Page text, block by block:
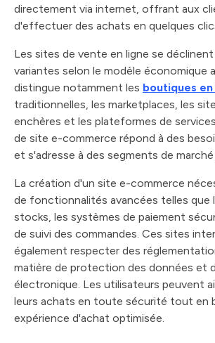
directement via internet, offrant aux
d'effectuer des achats en quelques
Les sites de vente en ligne se
variantes selon le modèle économique
distingue notamment les boutiques en
traditionnelles, les marketplaces, les
enchères et les plateformes de
de site e-commerce répond à des
et s'adresse à des segments de
La création d'un site e-commerce
de fonctionnalités avancées telles que
stocks, les systèmes de paiement
de suivi des commandes. Ces sites
également respecter des
matière de protection des données et
électronique. Les utilisateurs peuvent
leurs achats en toute sécurité tout en
expérience d'achat optimisée.